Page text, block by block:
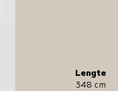
Lengte
348 cm